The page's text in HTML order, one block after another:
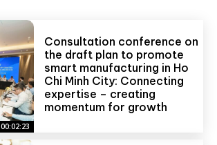
00:02:23
Consultation conference on
the draft plan to promote
smart manufacturing in Ho
Chi Minh City: Connecting
expertise – creating
momentum for growth